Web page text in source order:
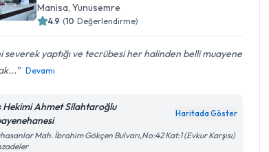
Manisa, Yunusemre
4.9 (10 Değerlendirme)
severek yaptığı ve tecrübesi her halinden belli muayene
Devamı
Hekimi Ahmet Silahtaroğlu
Haritada Göster
Mah. İbrahim Gökçen Bulvarı,No:42 Kat:1 (Evkur Karşısı)